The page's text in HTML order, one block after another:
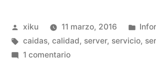
su
servidor!!»
Publicado
por
xiku 11 marzo, 2016
en
Etiquetas:
caidas, calidad, server, servicio,
1 comentarioen